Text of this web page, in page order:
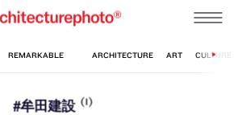
#牟田建設 (1)